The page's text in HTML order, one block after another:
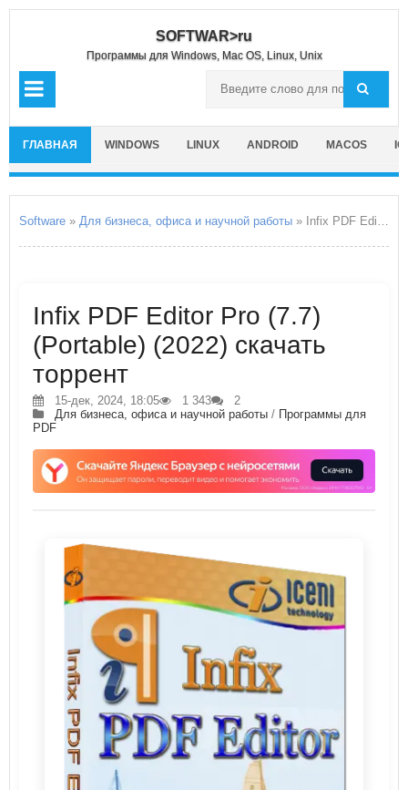
SOFTWAR>ru
Программы для Windows, Mac OS, Linux, Unix
ГЛАВНАЯ WINDOWS LINUX ANDROID MACOS
Software » Для бизнеса, офиса и научной работы » Infix PDF Editor Pro
Infix PDF Editor Pro (7.7)
(Portable) (2022) скачать
торрент
15-дек, 2024, 18:05 1 343
2
Для бизнеса, офиса и научной работы / Программы для
PDF